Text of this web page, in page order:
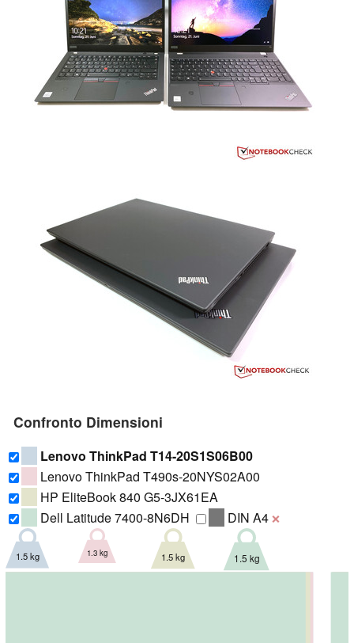
Confronto Dimensioni
Lenovo ThinkPad T14-20S1S06B00
Lenovo ThinkPad T490s-20NYS02A00
HP EliteBook 840 G5-3JX61EA
Dell Latitude 7400-8N6DH
DIN A4 ❌
1.5 kg 1.3 kg 1.5 kg 1.5 kg